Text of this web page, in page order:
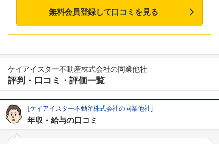
無料会員登録して口コミを見る
ケイアイスター不動産株式会社の同業他社
評判・口コミ・評価一覧
[ケイアイスター不動産株式会社の同業他社]
年収・給与の口コミ